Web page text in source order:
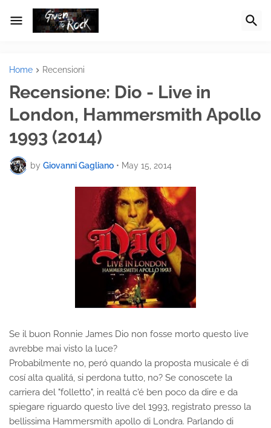
Home Recensioni
Recensione: Dio - Live in
London, Hammersmith Apollo
1993 (2014)
by Giovanni Gagliano • May 15, 2014
Se il buon Ronnie James Dio non fosse morto questo live
avrebbe mai visto la luce?
Probabilmente no, peró quando la proposta musicale é di
cosí alta qualitá, si perdona tutto, no? Se conoscete la
carriera del "folletto", in realtá c'é ben poco da dire e da
spiegare riguardo questo live del 1993, registrato presso la
bellissima Hammersmith apollo di Londra. Parlando di